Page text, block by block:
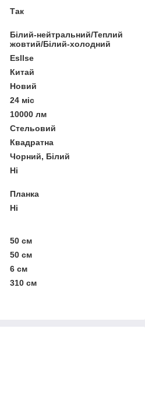
Так
Білий-нейтральний/Теплий
жовтий/Білий-холодний
Esllse
Китай
Новий
24 міс
10000 лм
Стельовий
Квадратна
Чорний, Білий
Ні
Планка
Ні
50 см
50 см
6 см
310 см